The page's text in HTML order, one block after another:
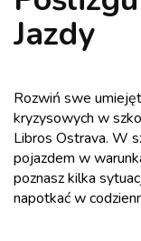
Jazdy
Rozwiń swe
kryzysowych w
Libros Ostrava. W
pojazdem w
poznasz kilka
napotkać w